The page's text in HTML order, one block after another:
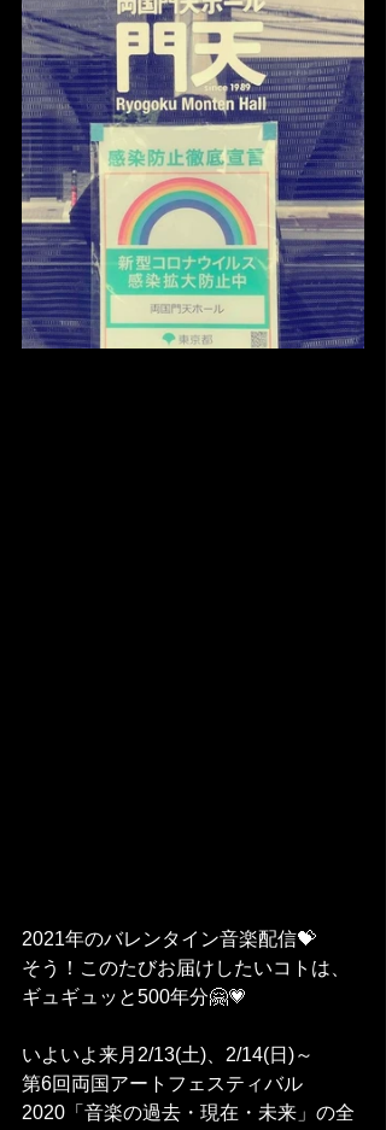
2021年のバレンタイン音楽配信💝
そう！このたびお届けしたいコトは、
ギュギュッと500年分🤗💗
いよいよ来月2/13(土)、2/14(日)～
第6回両国アートフェスティバル
2020「音楽の過去・現在・未来」の全